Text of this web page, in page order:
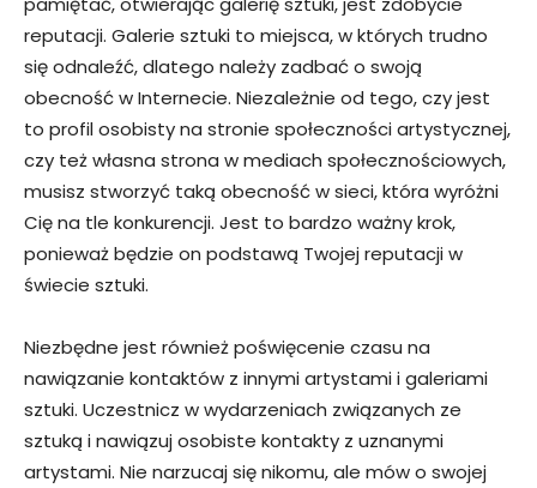
reputacji. Galerie sztuki to miejsca, w których trudno
się odnaleźć, dlatego należy zadbać o swoją
obecność w Internecie. Niezależnie od tego, czy jest
to profil osobisty na stronie społeczności artystycznej,
czy też własna strona w mediach społecznościowych,
musisz stworzyć taką obecność w sieci, która wyróżni
Cię na tle konkurencji. Jest to bardzo ważny krok,
ponieważ będzie on podstawą Twojej reputacji w
świecie sztuki.
Niezbędne jest również poświęcenie czasu na
nawiązanie kontaktów z innymi artystami i galeriami
sztuki. Uczestnicz w wydarzeniach związanych ze
sztuką i nawiązuj osobiste kontakty z uznanymi
artystami. Nie narzucaj się nikomu, ale mów o swojej